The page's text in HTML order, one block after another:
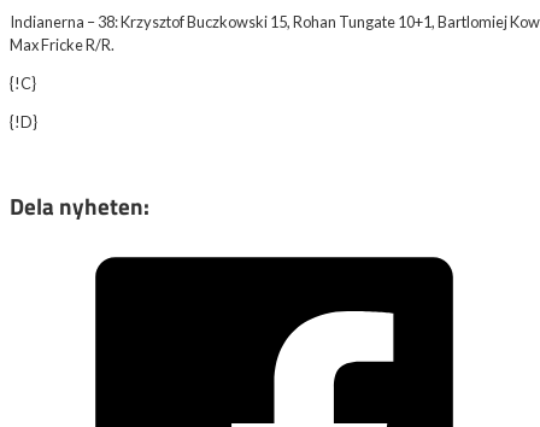
Indianerna – 38: Krzysztof Buczkowski 15, Rohan Tungate 10+1, Bartlomiej
Max Fricke R/R.
{!C}
{!D}
Dela nyheten: